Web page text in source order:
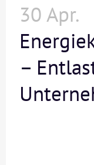
30 Apr.
–